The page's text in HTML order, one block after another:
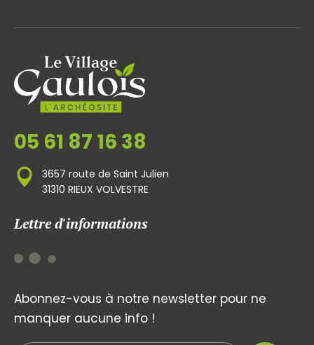
05 61 87 16 38
3657 route de Saint Julien
31310 RIEUX VOLVESTRE
Lettre d'informations
Abonnez-vous à notre newsletter pour ne
manquer aucune info !